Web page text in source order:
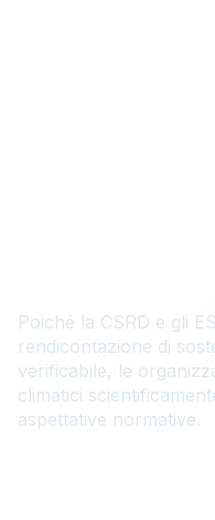
Poiché la CSRD e gli
rendicontazione di
verificabile, le
climatici
aspettative normative.